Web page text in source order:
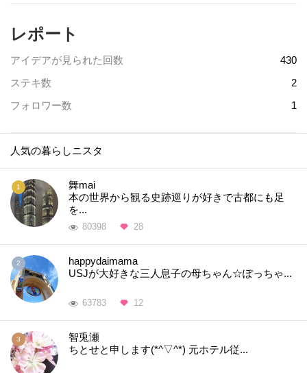
レポート
アイデアが見られた回数
430
ステキ数
2
フォロワー数
1
人気の暮らしニスタ
舞mai
本の世界から観る史跡巡りが好きで古都にも足
を...
80398 28
happydaimama
USJが大好きな三人息子の母ちゃん☆ぽっちゃ...
63783 12
智兎瀬
ちとせと申します(*^▽^*) 元ホテル従...